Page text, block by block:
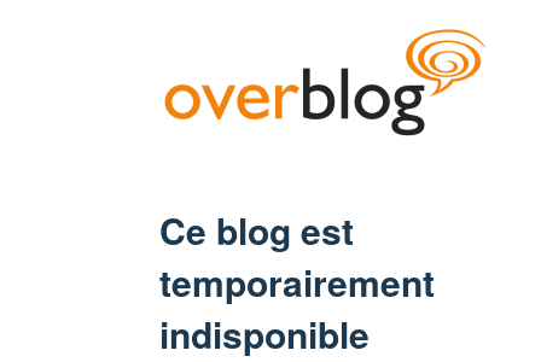
Ce blog est
temporairement
indisponible